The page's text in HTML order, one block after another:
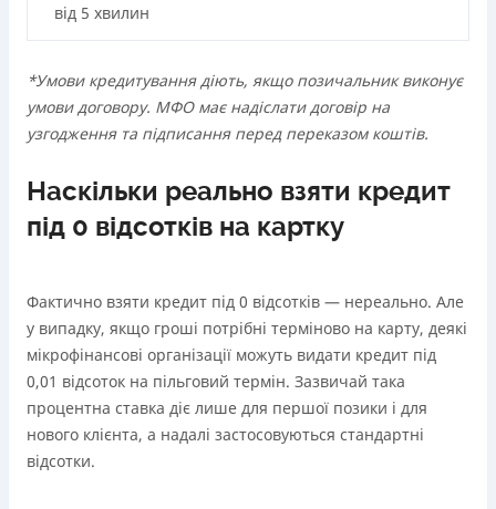
Ліцензія НБУ
ОТРИМАТИ ПОЗИКУ Детальніше
від 5 хвилин
*Умови кредитування діють, якщо позичальник виконує
умови договору. МФО має надіслати договір на
узгодження та підписання перед переказом коштів.
Наскільки реально взяти кредит
під 0 відсотків на картку
Фактично взяти кредит під 0 відсотків — нереально. Але
у випадку, якщо гроші потрібні терміново на карту, деякі
мікрофінансові організації можуть видати кредит під
0,01 відсоток на пільговий термін. Зазвичай така
процентна ставка діє лише для першої позики і для
нового клієнта, а надалі застосовуються стандартні
відсотки.